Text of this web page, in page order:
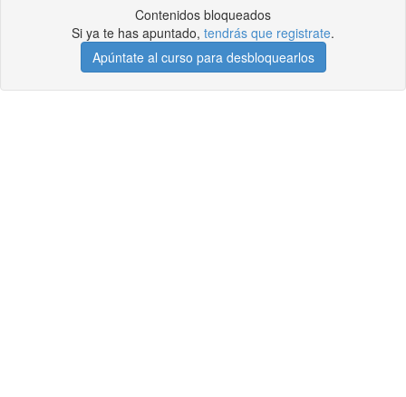
Contenidos bloqueados
Si ya te has apuntado, tendrás que registrate.
Apúntate al curso para desbloquearlos